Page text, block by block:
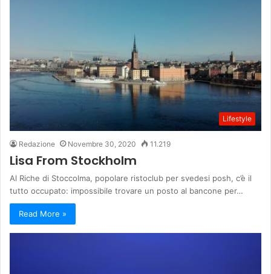
Lifestyle
Redazione Novembre 30, 2020 11.219
Lisa From Stockholm
Al Riche di Stoccolma, popolare ristoclub per svedesi posh, c’è il
tutto occupato: impossibile trovare un posto al bancone per…
Read More »